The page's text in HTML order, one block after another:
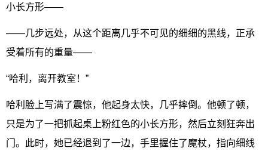
小长方形——
——几步远处，从这个距离几乎不可见的细细的黑线，正承
受着所有的重量——
“哈利，离开教室！”
哈利脸上写满了震惊，他起身太快，几乎摔倒。他顿了顿，
只是为了一把抓起桌上粉红色的小长方形，然后立刻狂奔出
门。此时，她已经退到了一边，手里握住了魔杖，指向细线